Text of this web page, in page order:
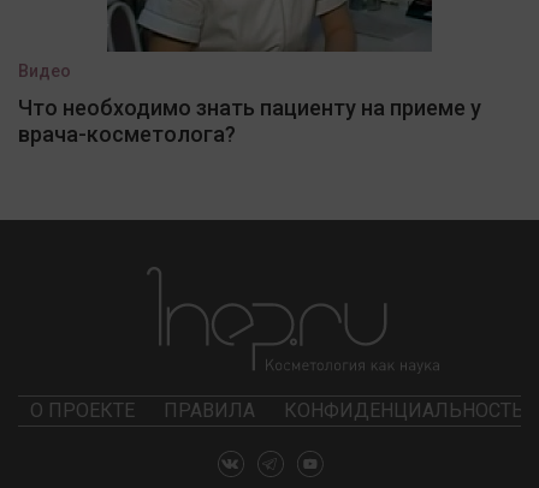
Видео
Что необходимо знать пациенту на приеме у
врача-косметолога?
О ПРОЕКТЕ ПРАВИЛА КОНФИДЕНЦИАЛЬНОСТЬ